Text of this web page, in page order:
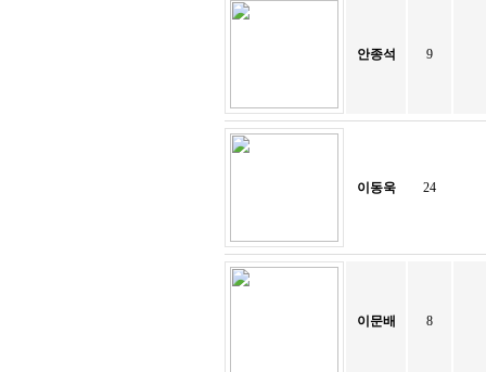
안종석 9
이동욱 24
이문배 8